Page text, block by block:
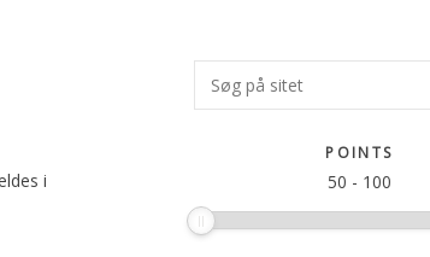
i
Primær
Sidebar
Søg
på
POINTS
50 - 100